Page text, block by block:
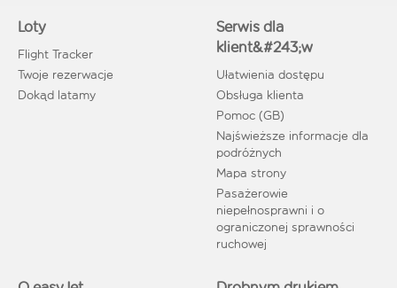
Loty
Flight Tracker
Twoje rezerwacje
Dokąd latamy
Serwis dla
klient&#243;w
Ułatwienia dostępu
Obsługa klienta
Pomoc (GB)
Najświeższe informacje dla
podróżnych
Mapa strony
Pasażerowie
niepełnosprawni i o
ograniczonej sprawności
ruchowej